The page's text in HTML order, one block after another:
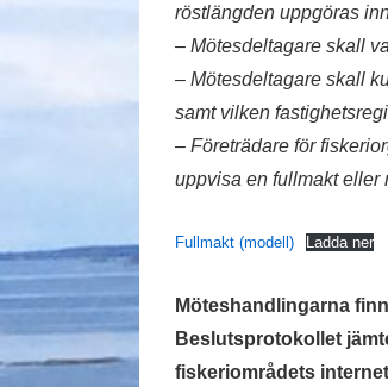
röstlängden uppgöras
– Mötesdeltagare skall
– Mötesdeltagare skall
samt vilken
– Företrädare för
uppvisa en fullmakt eller
Fullmakt (modell) Ladda ner
Möteshandlingarna
Beslutsprotokollet
fiskeriområdets